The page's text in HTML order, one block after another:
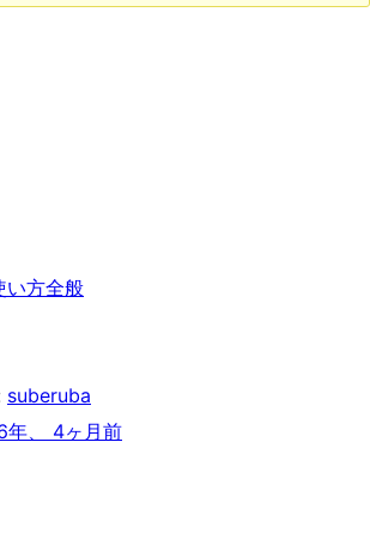
い方全般
suberuba
年、 4ヶ月前